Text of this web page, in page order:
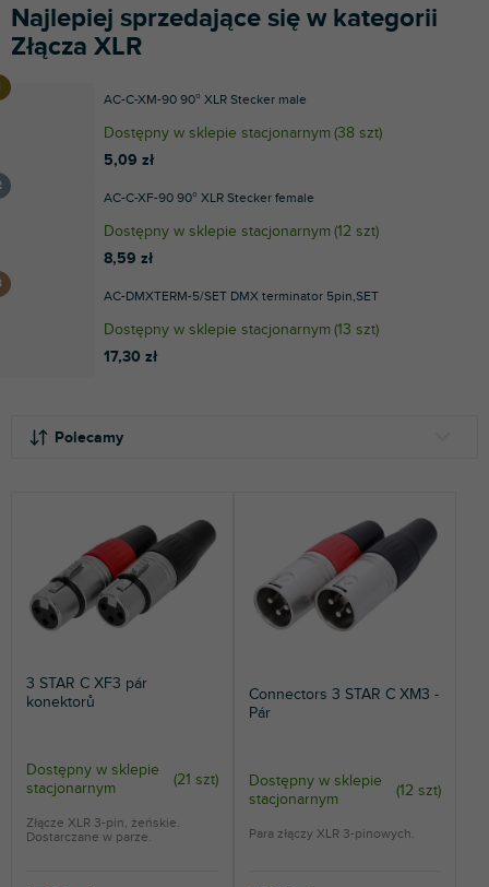
Najlepiej sprzedające się w kategorii
Złącza XLR
AC-C-XM-90 90° XLR Stecker male
Dostępny w sklepie stacjonarnym(38 szt)
5,09 zł
AC-C-XF-90 90° XLR Stecker female
Dostępny w sklepie stacjonarnym(12 szt)
8,59 zł
AC-DMXTERM-5/SET DMX terminator 5pin,SET
Dostępny w sklepie stacjonarnym(13 szt)
17,30 zł
Polecamy
NAJCZĘŚCIEJ SPRZEDAWANE
ALFABETYCZNIE
3 STAR C XF3 pár
konektorů
Dostępny w sklepie
stacjonarnym
(21 szt)
Złącze XLR 3-pin, żeńskie.
Dostarczane w parze.
Connectors 3 STAR C XM3 -
Pár
Dostępny w sklepie
stacjonarnym
(12 szt)
Para złączy XLR 3-pinowych.